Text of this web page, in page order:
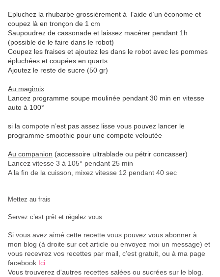
Epluchez la rhubarbe grossièrement à l’aide d’un économe et
coupez là en tronçon de 1 cm
Saupoudrez de cassonade et laissez macérer pendant 1h
(possible de le faire dans le robot)
Coupez les fraises et ajoutez les dans le robot avec les pommes
épluchées et coupées en quarts
Ajoutez le reste de sucre (50 gr)
Au magimix
Lancez programme soupe moulinée pendant 30 min en vitesse
auto à 100°
si la compote n’est pas assez lisse vous pouvez lancer le
programme smoothie pour une compote veloutée
Au companion (accessoire ultrablade ou pétrir concasser)
Lancez vitesse 3 à 105° pendant 25 min
A la fin de la cuisson, mixez vitesse 12 pendant 40 sec
Mettez au frais
Servez c’est prêt et régalez vous
Si vous avez aimé cette recette vous pouvez vous abonner à
mon blog (à droite sur cet article ou envoyez moi un message) et
vous recevrez vos recettes par mail, c’est gratuit , ou à ma page
facebook Ici
Vous trouverez d'autres recettes salées ou sucrées sur le blog.